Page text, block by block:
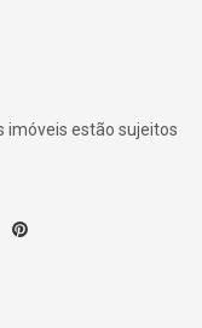
imóveis estão sujeitos
Pinterest